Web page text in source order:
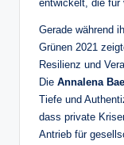
entwickelt, die für
Gerade während
Grünen 2021
Resilienz und
Die Annalena
Tiefe und
dass private
Antrieb für